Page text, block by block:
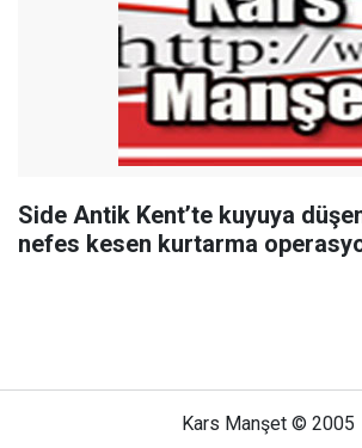
Side Antik Kent’te kuyuya
nefes kesen kurtarma
Kars Manşet © 2005